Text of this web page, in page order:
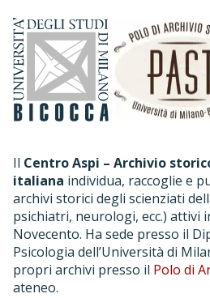
Il Centro Aspi – Archivio
italiana individua, raccoglie e
archivi storici degli scienziati
psichiatri, neurologi, ecc.) attivi
Novecento. Ha sede presso il
Psicologia dell’Università di
propri archivi presso il Polo di
ateneo.